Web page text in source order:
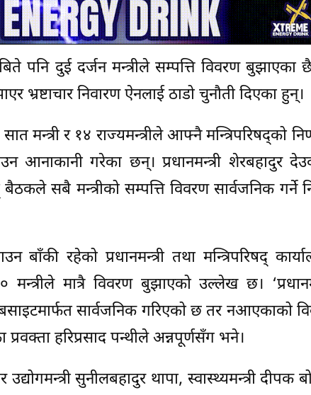
पनि दुई दर्जन मन्त्रीले सम्पत्ति विवरण बुझाएका
भ्रष्टाचार निवारण ऐनलाई ठाडो चुनौती दिएका हुन्।
मन्त्री र १४ राज्यमन्त्रीले आफ्नै मन्त्रिपरिषद्को
आनाकानी गरेका छन्। प्रधानमन्त्री शेरबहादुर
सबै मन्त्रीको सम्पत्ति विवरण सार्वजनिक गर्ने
बाँकी रहेको प्रधानमन्त्री तथा मन्त्रिपरिषद्
मात्रै विवरण बुझाएको उल्लेख छ।
सार्वजनिक गरिएको छ तर नआएकाको
प्रवक्ता हरिप्रसाद पन्थीले अन्नपूर्णसँग भने।
सुनीलबहादुर थापा, स्वास्थ्यमन्त्री दीपक